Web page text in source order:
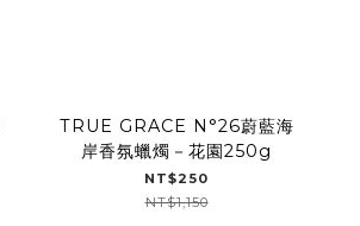
TRUE GRACE N°26蔚藍海
岸香氛蠟燭－花園250g
NT$250
NT$1,150